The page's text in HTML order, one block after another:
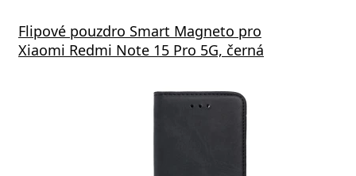
Flipové pouzdro Smart Magneto pro
Xiaomi Redmi Note 15 Pro 5G, černá